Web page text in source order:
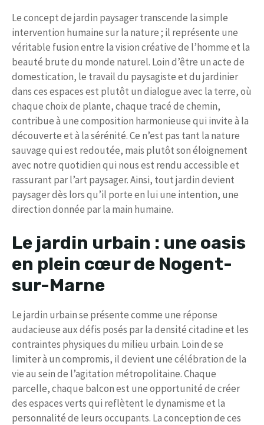
Le concept de jardin paysager transcende la simple
intervention humaine sur la nature ; il représente une
véritable fusion entre la vision créative de l’homme et la
beauté brute du monde naturel. Loin d’être un acte de
domestication, le travail du paysagiste et du jardinier
dans ces espaces est plutôt un dialogue avec la terre, où
chaque choix de plante, chaque tracé de chemin,
contribue à une composition harmonieuse qui invite à la
découverte et à la sérénité. Ce n’est pas tant la nature
sauvage qui est redoutée, mais plutôt son éloignement
avec notre quotidien qui nous est rendu accessible et
rassurant par l’art paysager. Ainsi, tout jardin devient
paysager dès lors qu’il porte en lui une intention, une
direction donnée par la main humaine.
Le jardin urbain : une oasis
en plein cœur de Nogent-
sur-Marne
Le jardin urbain se présente comme une réponse
audacieuse aux défis posés par la densité citadine et les
contraintes physiques du milieu urbain. Loin de se
limiter à un compromis, il devient une célébration de la
vie au sein de l’agitation métropolitaine. Chaque
parcelle, chaque balcon est une opportunité de créer
des espaces verts qui reflètent le dynamisme et la
personnalité de leurs occupants. La conception de ces